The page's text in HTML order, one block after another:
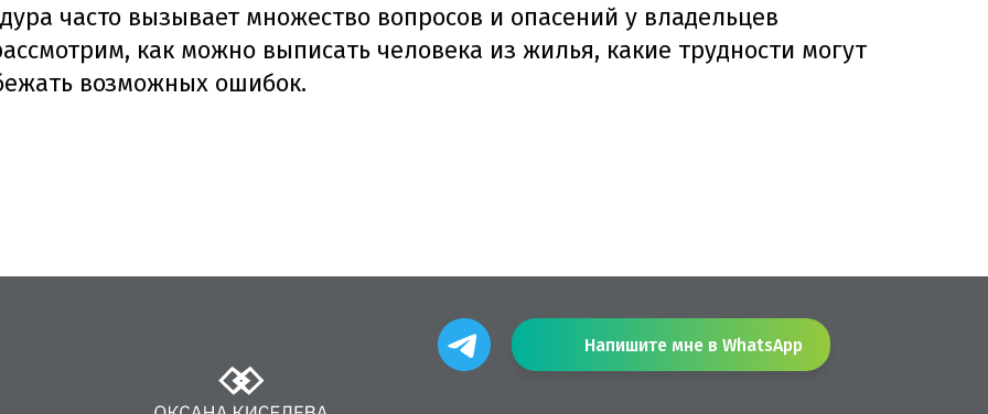
часто вызывает множество вопросов и опасений у владельцев
как можно выписать человека из жилья, какие трудности могут
возможных ошибок.
Напишите мне в WhatsApp